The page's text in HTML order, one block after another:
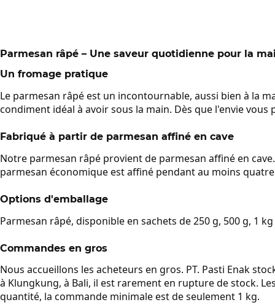
Parmesan râpé – Une saveur quotidienne pour la
Un fromage pratique
Le parmesan râpé est un incontournable, aussi bien à la
condiment idéal à avoir sous la main. Dès que l'envie
Fabriqué à partir de parmesan affiné en cave
Notre parmesan râpé provient de parmesan affiné en
parmesan économique est affiné pendant au moins
Options d'emballage
Parmesan râpé, disponible en sachets de 250 g, 500 g, 1
Commandes en gros
Nous accueillons les acheteurs en gros. PT. Pasti Enak
à Klungkung, à Bali, il est rarement en rupture de stock.
quantité, la commande minimale est de seulement 1 kg.